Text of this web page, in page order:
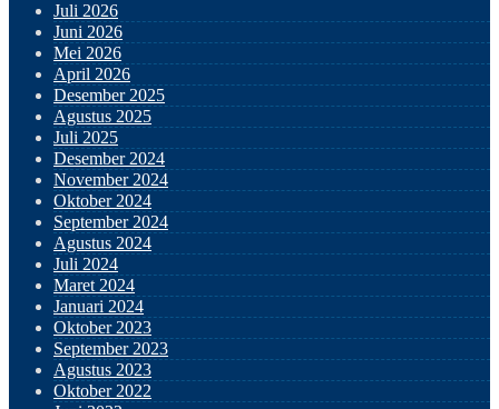
Juli 2026
Juni 2026
Mei 2026
April 2026
Desember 2025
Agustus 2025
Juli 2025
Desember 2024
November 2024
Oktober 2024
September 2024
Agustus 2024
Juli 2024
Maret 2024
Januari 2024
Oktober 2023
September 2023
Agustus 2023
Oktober 2022